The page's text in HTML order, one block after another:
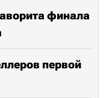
финала
первой